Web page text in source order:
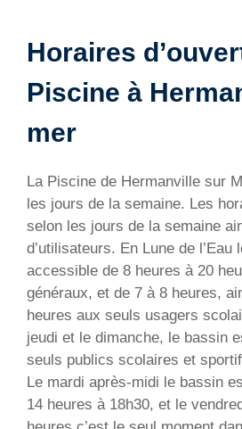
Horaires
Piscine à
mer
La Piscine de Hermanville sur
les jours de la semaine. Les
selon les jours de la semaine
d’utilisateurs. En Lune de l’Eau
accessible de 8 heures à 20
généraux, et de 7 à 8 heures,
heures aux seuls usagers
jeudi et le dimanche, le bassin
seuls publics scolaires et
Le mardi après-midi le bassin
14 heures à 18h30, et le